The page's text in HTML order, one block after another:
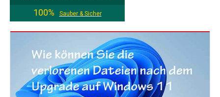
100%
Sauber & Sicher